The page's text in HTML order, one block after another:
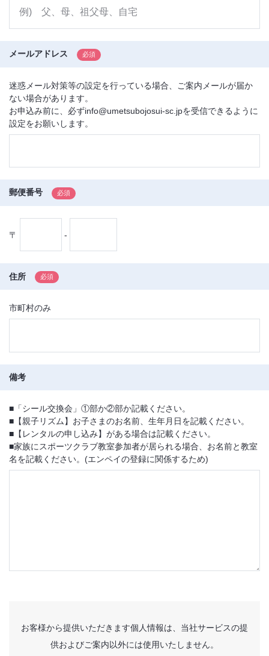
メールアドレス
迷惑メール対策等の設定を行っている場合、ご案内メールが届か
ない場合があります。
お申込み前に、必ずinfo@umetsubojosui-sc.jpを受信できるように
設定をお願いします。
郵便番号
〒 -
住所
市町村のみ
備考
■「シール交換会」①部か②部か記載ください。
■【親子リズム】お子さまのお名前、生年月日を記載ください。
■【レンタルの申し込み】がある場合は記載ください。
■家族にスポーツクラブ教室参加者が居られる場合、お名前と教室
名を記載ください。(エンペイの登録に関係するため)
お客様から提供いただきます個人情報は、当社サービスの提
供およびご案内以外には使用いたしません。